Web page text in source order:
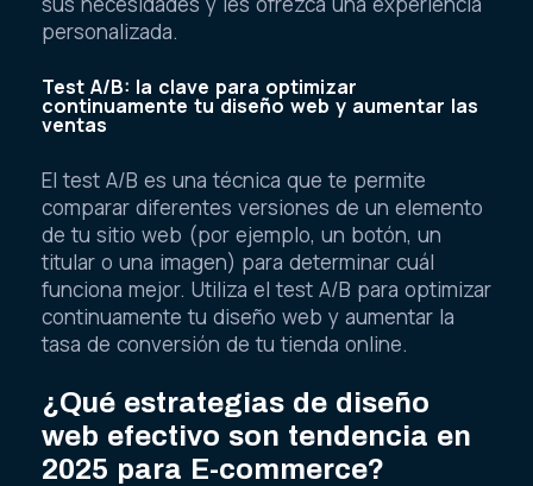
personalizada.
Test A/B: la clave para optimizar
continuamente tu diseño web y aumentar las
ventas
El test A/B es una técnica que te permite
comparar diferentes versiones de un elemento
de tu sitio web (por ejemplo, un botón, un
titular o una imagen) para determinar cuál
funciona mejor. Utiliza el test A/B para optimizar
continuamente tu diseño web y aumentar la
tasa de conversión de tu tienda online.
¿Qué estrategias de diseño
web efectivo son tendencia en
2025 para E-commerce?